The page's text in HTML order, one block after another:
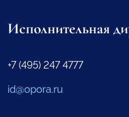
Исполнительная
+7 (495) 247 4777
id@opora.ru